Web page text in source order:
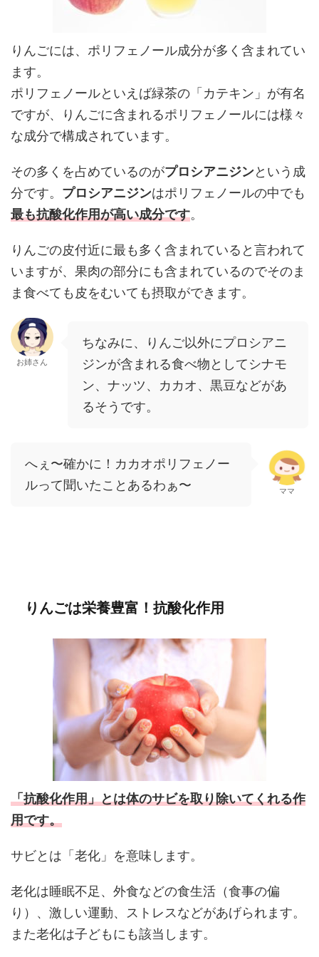
りんごには、ポリフェノール成分が多く含まれてい
ます。
ポリフェノールといえば緑茶の「カテキン」が有名
ですが、りんごに含まれるポリフェノールには様々
な成分で構成されています。
その多くを占めているのがプロシアニジンという成
分です。 プロシアニジンはポリフェノールの中でも
最も抗酸化作用が高い成分です。
りんごの皮付近に最も多く含まれていると言われて
いますが、果肉の部分にも含まれているのでそのま
ま食べても皮をむいても摂取ができます。
お姉さん
ちなみに、りんご以外にプロシアニ
ジンが含まれる食べ物としてシナモ
ン、ナッツ、カカオ、黒豆などがあ
るそうです。
へぇ〜確かに！カカオポリフェノー
ルって聞いたことあるわぁ〜
ママ
りんごは栄養豊富！抗酸化作用
「抗酸化作用」とは体のサビを取り除いてくれる作
用です。
サビとは「 老化 」を意味します。
老化は睡眠不足、外食などの食生活（食事の偏
り）、激しい運動、ストレスなどがあげられます。
また老化は子どもにも該当します。